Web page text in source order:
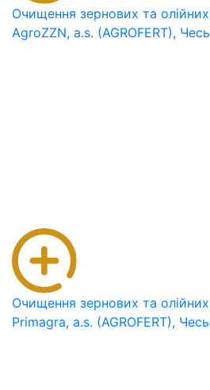
Очищення зернових та
AgroZZN, a.s. (AGROFERT),
Очищення зернових та
Primagra, a.s. (AGROFERT),